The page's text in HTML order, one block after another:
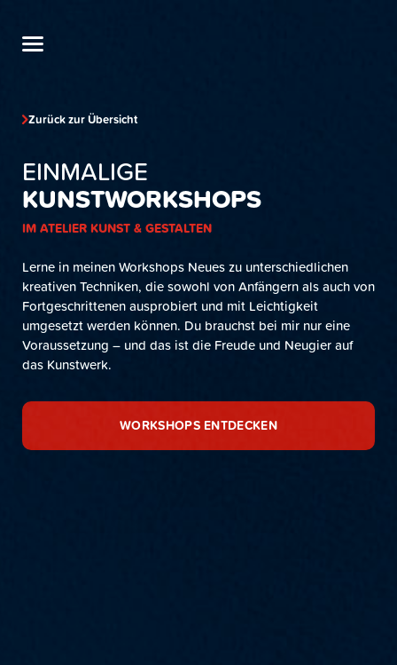
Zurück zur Übersicht
EINMALIGE
KUNSTWORKSHOPS
IM ATELIER KUNST & GESTALTEN
Lerne in meinen Workshops Neues zu unterschiedlichen
kreativen Techniken, die sowohl von Anfängern als auch von
Fortgeschrittenen ausprobiert und mit Leichtigkeit
umgesetzt werden können. Du brauchst bei mir nur eine
Voraussetzung – und das ist die Freude und Neugier auf
das Kunstwerk.
WORKSHOPS ENTDECKEN